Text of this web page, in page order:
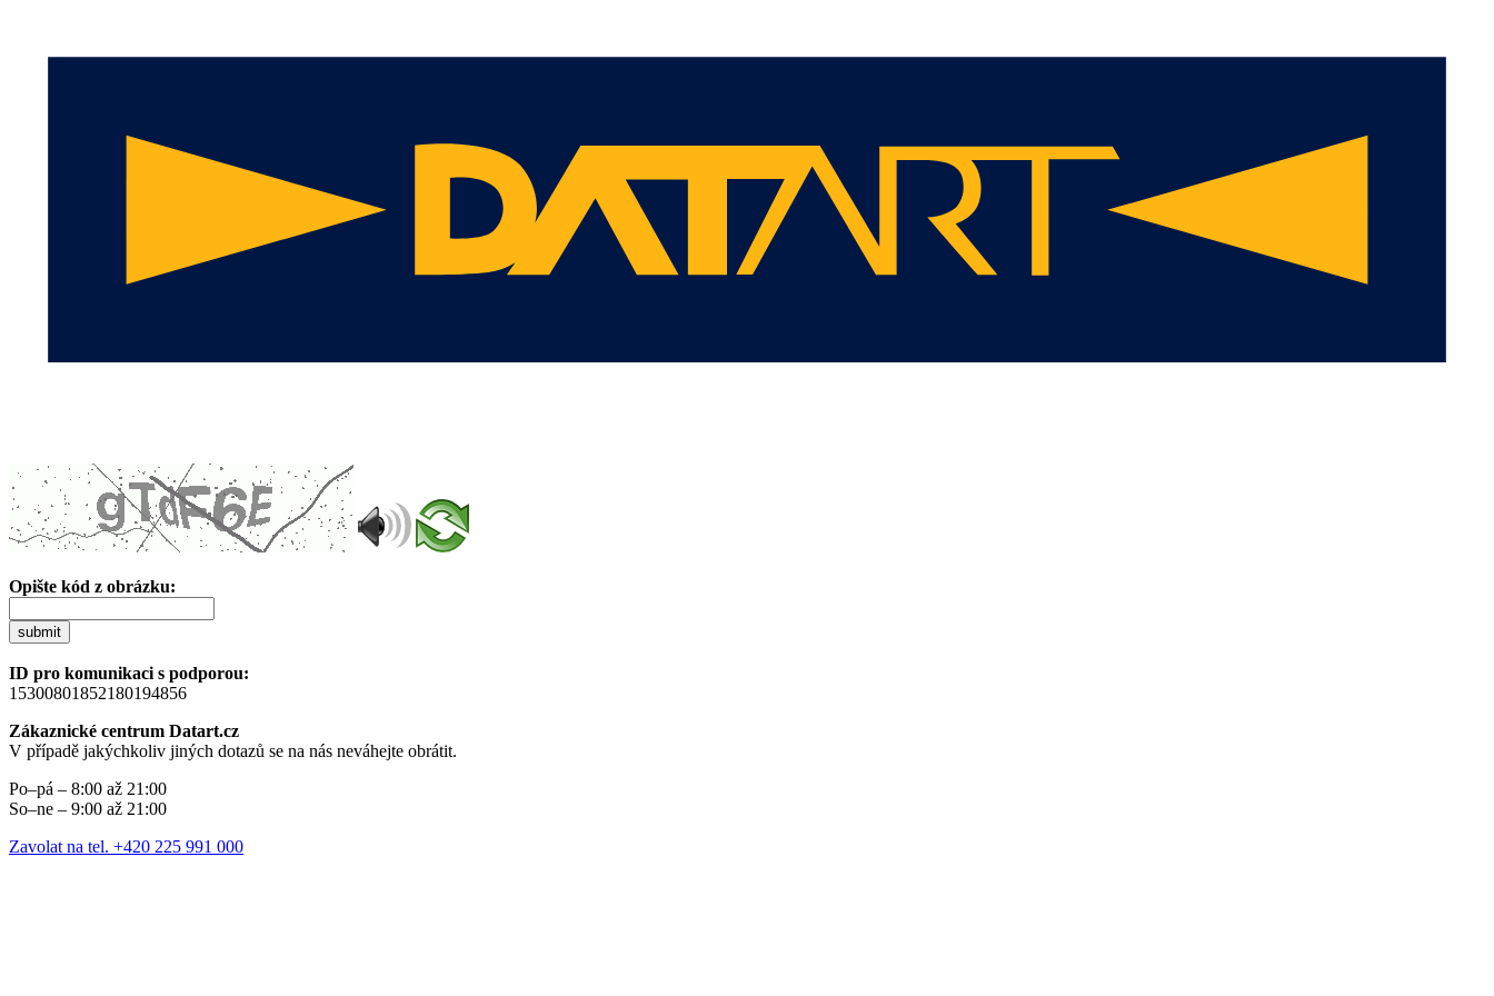
Opište kód z obrázku:
submit
ID pro komunikaci s podporou:
15300801852180194856
Zákaznické centrum Datart.cz
V případě jakýchkoliv jiných dotazů se na nás neváhejte obrátit.
Po–pá – 8:00 až 21:00
So–ne – 9:00 až 21:00
Zavolat na tel. +420 225 991 000